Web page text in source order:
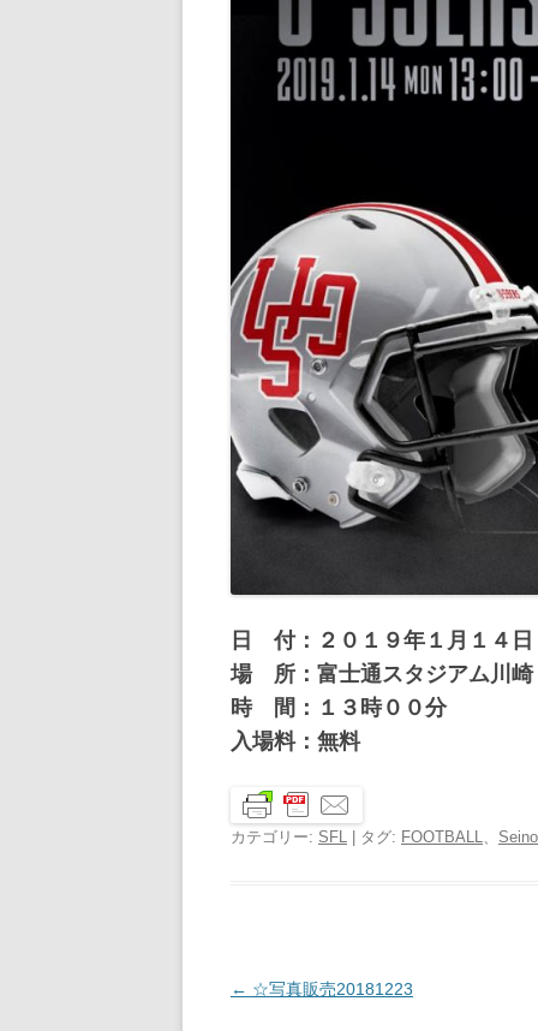
日 付：２０１９年１月１４日
場 所：富士通スタジアム川崎
時 間：１３時００分
入場料：無料
カテゴリー: SFL | タグ: FOOTBALL
投
← ☆写真販売20181223